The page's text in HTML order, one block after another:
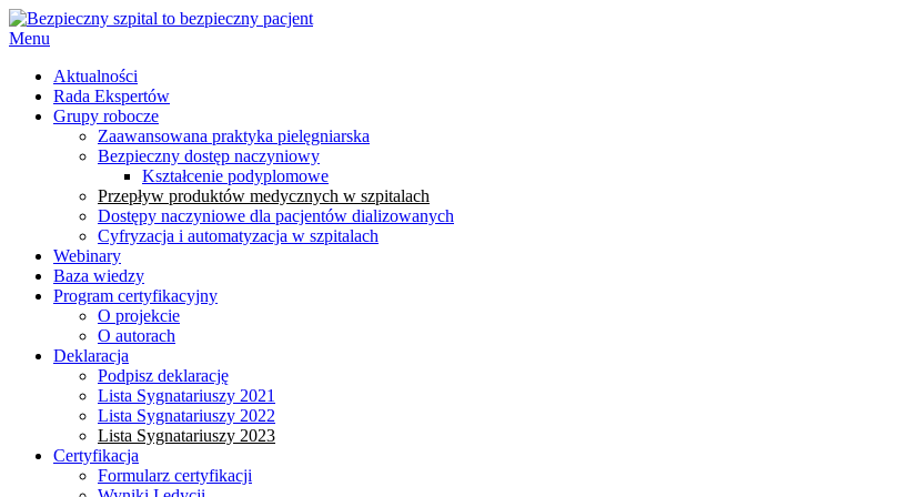
Menu
Aktualności
Rada Ekspertów
Grupy robocze
Zaawansowana praktyka pielęgniarska
Bezpieczny dostęp naczyniowy
Kształcenie podyplomowe
Przepływ produktów medycznych w szpitalach
Dostępy naczyniowe dla pacjentów dializowanych
Cyfryzacja i automatyzacja w szpitalach
Webinary
Baza wiedzy
Program certyfikacyjny
O projekcie
O autorach
Deklaracja
Podpisz deklarację
Lista Sygnatariuszy 2021
Lista Sygnatariuszy 2022
Lista Sygnatariuszy 2023
Certyfikacja
Formularz certyfikacji